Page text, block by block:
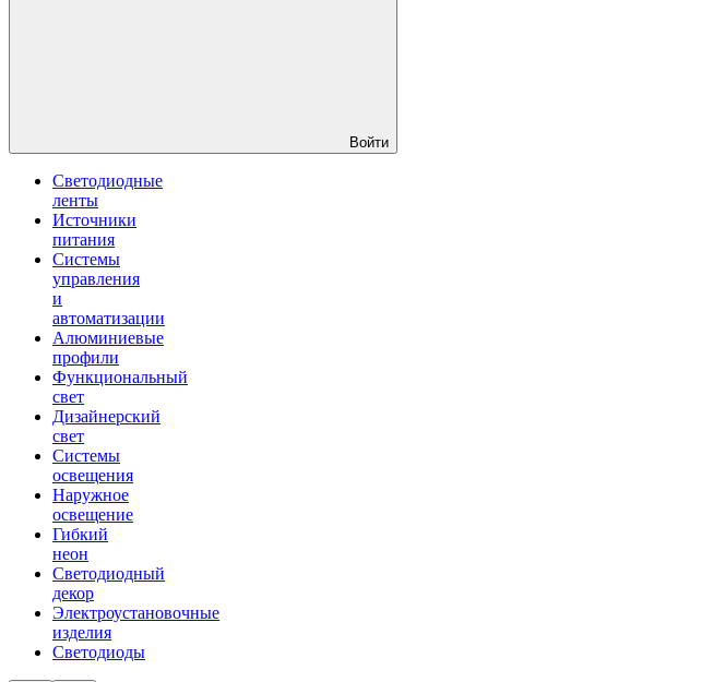
Войти
Светодиодные
ленты
Источники
питания
Системы
управления
и
автоматизации
Алюминиевые
профили
Функциональный
свет
Дизайнерский
свет
Системы
освещения
Наружное
освещение
Гибкий
неон
Светодиодный
декор
Электроустановочные
изделия
Светодиоды